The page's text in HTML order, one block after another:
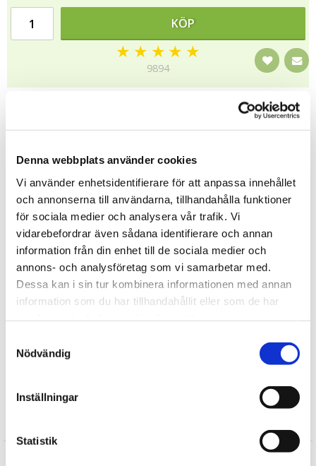
Denna webbplats använder cookies
Vi använder enhetsidentifierare för att anpassa innehållet
och annonserna till användarna, tillhandahålla funktioner
för sociala medier och analysera vår trafik. Vi
vidarebefordrar även sådana identifierare och annan
information från din enhet till de sociala medier och
annons- och analysföretag som vi samarbetar med.
Dessa kan i sin tur kombinera informationen med annan
information som du har tillhandahållit eller som de har
Nödvändig
Inställningar
Statistik
KÖP
★ ★ ★ ★ ★
9894
Wild Republic har sedan 1979 försett världen med
enligt EN71-standard (EU’s regelverk för säkerhet för leksaker),
dvs de innehåller inga farliga kemikalier, har dragfasta detaljer
och är flamsäkra. Alla djur kan ges till barn från 0år+
Djuren är stoppade med 100% återvunnen polyester framtagen
genom insamling av PET-flaskor.
Tvättråd: Använd en fuktad trasa för att torka av nallen och
borsta sedan dess päls när nallen är helt torr.
Tipsa
Bondgårdsdjur